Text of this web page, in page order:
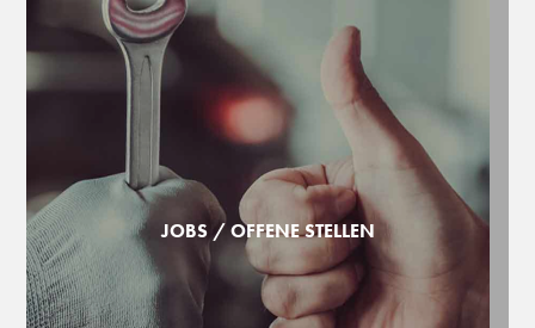
JOBS / OFFENE STELLEN